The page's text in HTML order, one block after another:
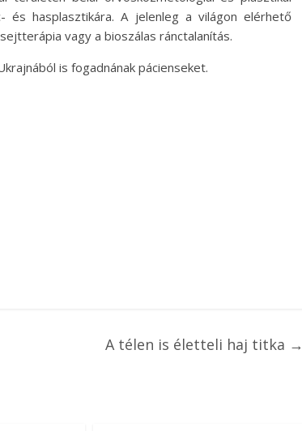
és hasplasztikára. A jelenleg a világon elérhető
vagy a bioszálas ránctalanítás.
is fogadnának pácienseket.
A télen is életteli haj titka →